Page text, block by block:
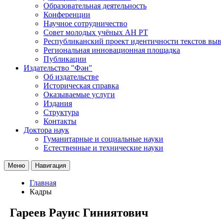
Образовательная деятельность
Конференции
Научное сотрудничество
Совет молодых учёных АН РТ
Республиканский проект идентичности текстов
Региональная инновационная площадка
Публикации
Издательство "Фән"
Об издательстве
Историческая справка
Оказываемые услуги
Издания
Структура
Контакты
Доктора наук
Гуманитарные и социальные науки
Естественные и технические науки
Меню Навигация
Главная
Кадры
Гареев Рауис Гиниятович